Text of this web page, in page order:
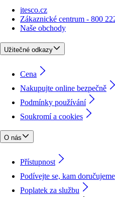
itesco.cz
Zákaznické centrum - 800
Naše obchody
Užitečné odkazy
Cena
Nakupujte online bezpečně
Podmínky používání
Soukromí a cookies
O nás
Přístupnost
Podívejte se, kam doručujeme
Poplatek za službu